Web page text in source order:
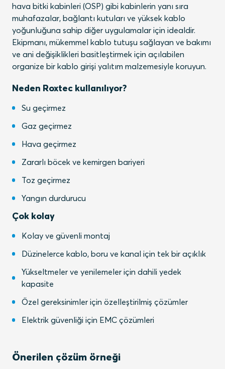
hava bitki kabinleri (OSP) gibi kabinlerin yanı sıra
muhafazalar, bağlantı kutuları ve yüksek kablo
yoğunluğuna sahip diğer uygulamalar için idealdir.
Ekipmanı, mükemmel kablo tutuşu sağlayan ve bakımı
ve ani değişiklikleri basitleştirmek için açılabilen
organize bir kablo girişi yalıtım malzemesiyle koruyun.
Neden Roxtec kullanılıyor?
Su geçirmez
Gaz geçirmez
Hava geçirmez
Zararlı böcek ve kemirgen bariyeri
Toz geçirmez
Yangın durdurucu
Çok kolay
Kolay ve güvenli montaj
Düzinelerce kablo, boru ve kanal için tek bir açıklık
Yükseltmeler ve yenilemeler için dahili yedek
kapasite
Özel gereksinimler için özelleştirilmiş çözümler
Elektrik güvenliği için EMC çözümleri
Önerilen çözüm örneği